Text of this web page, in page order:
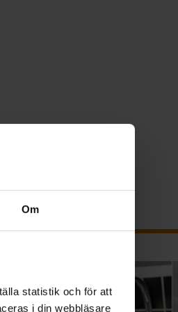
Om
statistik och för att
i din webbläsare